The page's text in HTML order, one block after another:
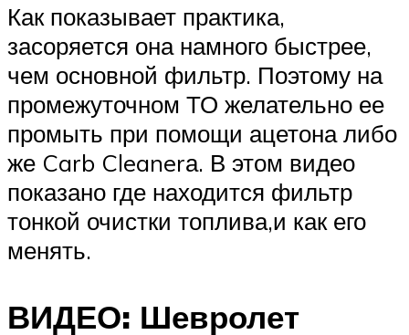
Как показывает практика,
засоряется она намного быстрее,
чем основной фильтр. Поэтому на
промежуточном ТО желательно ее
промыть при помощи ацетона либо
же Carb Cleanerа. В этом видео
показано где находится фильтр
тонкой очистки топлива,и как его
менять.
ВИДЕО: Шевролет